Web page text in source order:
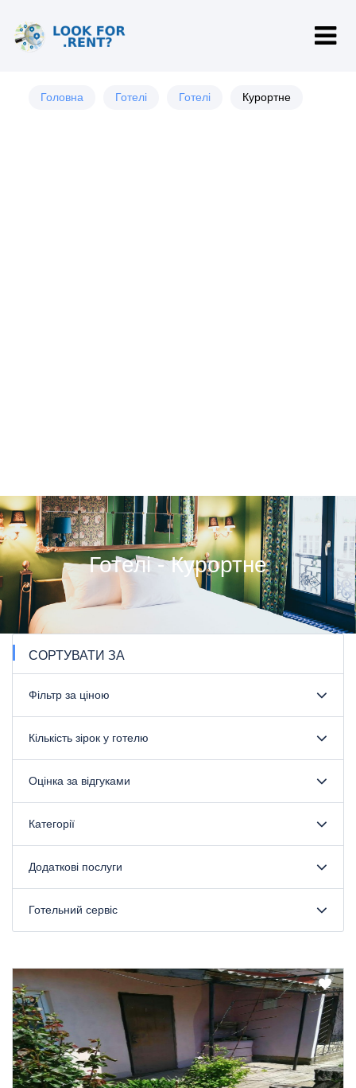
Головна Готелі Готелі Курортне
Готелі - Курортне
СОРТУВАТИ ЗА
Фільтр за ціною
Кількість зірок у готелю
Оцінка за відгуками
Категорії
Додаткові послуги
Готельний сервіс